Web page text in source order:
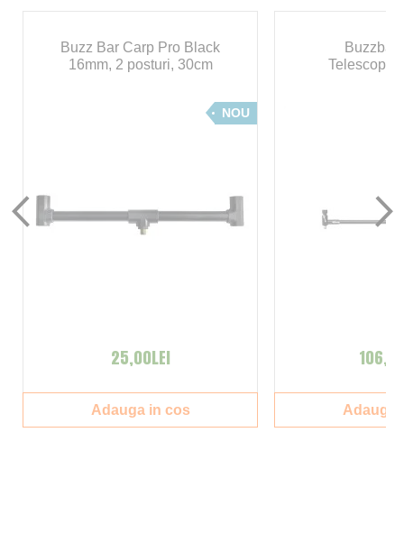
Buzz Bar Carp Pro Black
16mm, 2 posturi, 30cm
NOU
25,00LEI
Adauga in cos
Buzzbar
Telescopic
Adauga